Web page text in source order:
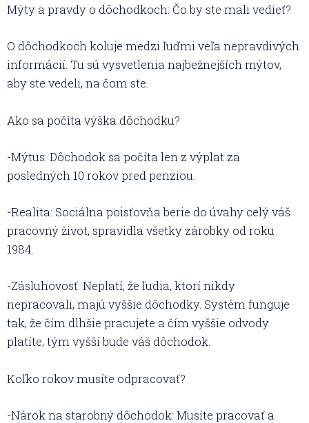
Mýty a pravdy o dôchodkoch: Čo by ste mali vedieť?
O dôchodkoch koluje medzi ľuďmi veľa nepravdivých
informácií. Tu sú vysvetlenia najbežnejších mýtov,
aby ste vedeli, na čom ste.
Ako sa počíta výška dôchodku?
-Mýtus: Dôchodok sa počíta len z výplat za
posledných 10 rokov pred penziou.
-Realita: Sociálna poisťovňa berie do úvahy celý váš
pracovný život, spravidla všetky zárobky od roku
1984.
-Zásluhovosť: Neplatí, že ľudia, ktorí nikdy
nepracovali, majú vyššie dôchodky. Systém funguje
tak, že čím dlhšie pracujete a čím vyššie odvody
platíte, tým vyšší bude váš dôchodok.
Koľko rokov musíte odpracovať?
-Nárok na starobný dôchodok: Musíte pracovať a